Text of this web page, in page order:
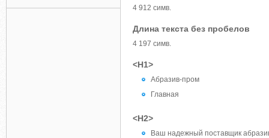
4 912 симв.
Длина текста без пробелов
4 197 симв.
<H1>
Абразив-пром
Главная
<H2>
Ваш надежный поставщик